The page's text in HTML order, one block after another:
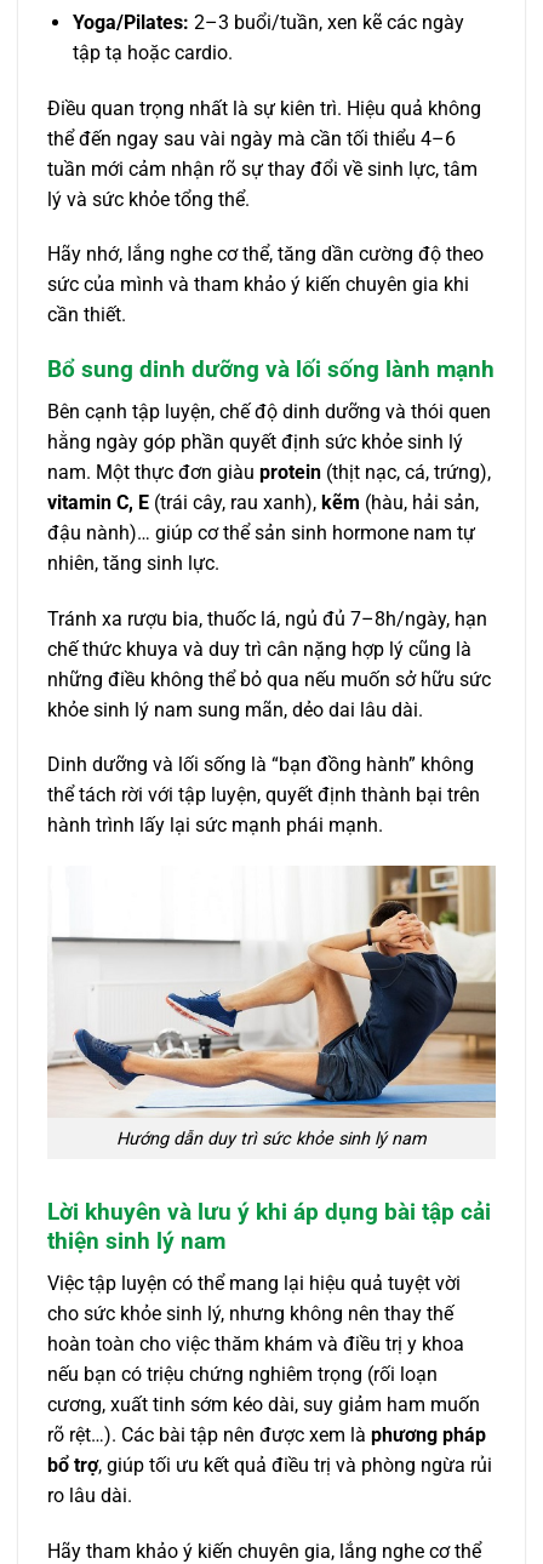
Yoga/Pilates: 2–3 buổi/tuần, xen kẽ các ngày
tập tạ hoặc cardio.
Điều quan trọng nhất là sự kiên trì. Hiệu quả không
thể đến ngay sau vài ngày mà cần tối thiểu 4–6
tuần mới cảm nhận rõ sự thay đổi về sinh lực, tâm
lý và sức khỏe tổng thể.
Hãy nhớ, lắng nghe cơ thể, tăng dần cường độ theo
sức của mình và tham khảo ý kiến chuyên gia khi
cần thiết.
Bổ sung dinh dưỡng và lối sống lành mạnh
Bên cạnh tập luyện, chế độ dinh dưỡng và thói quen
hằng ngày góp phần quyết định sức khỏe sinh lý
nam. Một thực đơn giàu protein (thịt nạc, cá, trứng),
vitamin C, E (trái cây, rau xanh), kẽm (hàu, hải sản,
đậu nành)… giúp cơ thể sản sinh hormone nam tự
nhiên, tăng sinh lực.
Tránh xa rượu bia, thuốc lá, ngủ đủ 7–8h/ngày, hạn
chế thức khuya và duy trì cân nặng hợp lý cũng là
những điều không thể bỏ qua nếu muốn sở hữu sức
khỏe sinh lý nam sung mãn, dẻo dai lâu dài.
Dinh dưỡng và lối sống là “bạn đồng hành” không
thể tách rời với tập luyện, quyết định thành bại trên
hành trình lấy lại sức mạnh phái mạnh.
Hướng dẫn duy trì sức khỏe sinh lý nam
Lời khuyên và lưu ý khi áp dụng bài tập cải
thiện sinh lý nam
Việc tập luyện có thể mang lại hiệu quả tuyệt vời
cho sức khỏe sinh lý, nhưng không nên thay thế
hoàn toàn cho việc thăm khám và điều trị y khoa
nếu bạn có triệu chứng nghiêm trọng (rối loạn
cương, xuất tinh sớm kéo dài, suy giảm ham muốn
rõ rệt…). Các bài tập nên được xem là phương pháp
bổ trợ, giúp tối ưu kết quả điều trị và phòng ngừa rủi
ro lâu dài.
Hãy tham khảo ý kiến chuyên gia, lắng nghe cơ thể